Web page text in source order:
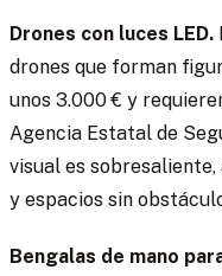
Drones con luces LED.
drones que forman
unos 3.000 € y
Agencia Estatal de
visual es sobresaliente,
y espacios sin
Bengalas de mano